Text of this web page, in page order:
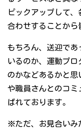
ピックアップして
合わせすることから
もちろん、送迎で
いるのか、運動プ
のかなどあるかと
や職員さんとのコ
ばれております。
※ただ、お見合いみ